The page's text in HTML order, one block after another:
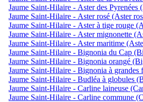
Jaume Saint-Hilaire - Aster des Pyrenées
Jaume Saint-Hilaire - Aster rosé (Aster
Jaume Saint-Hilaire - Aster à tige rouge
Jaume Saint-Hilaire - Aster mignonette
Jaume Saint-Hilaire - Aster maritime
Jaume Saint-Hilaire - Bignonia du Cap
Jaume Saint-Hilaire - Bignonia orangé
Jaume Saint-Hilaire - Bignonia à
Jaume Saint-Hilaire - Budléa à globules
Jaume Saint-Hilaire - Carline laineuse
Jaume Saint-Hilaire - Carline commune